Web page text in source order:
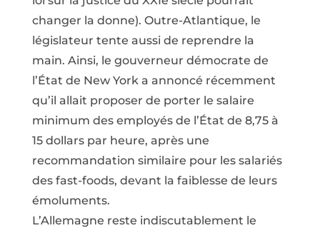
changer la donne). Outre-Atlantique, le
législateur tente aussi de reprendre la
main. Ainsi, le gouverneur démocrate de
l’État de New York a annoncé récemment
qu’il allait proposer de porter le salaire
minimum des employés de l’État de 8,75 à
15 dollars par heure, après une
recommandation similaire pour les salariés
des fast-foods, devant la faiblesse de leurs
émoluments.
L’Allemagne reste indiscutablement le